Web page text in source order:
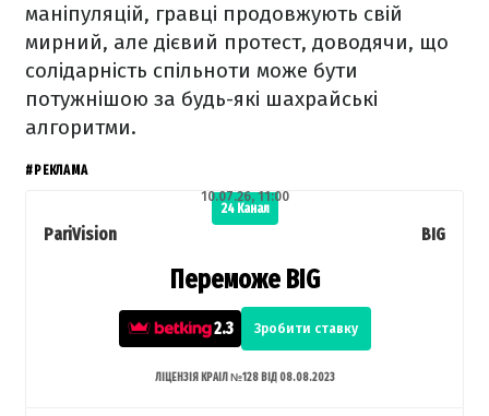
маніпуляцій, гравці продовжують свій
мирний, але дієвий протест, доводячи, що
солідарність спільноти може бути
потужнішою за будь-які шахрайські
алгоритми.
#РЕКЛАМА
24 Канал
PariVision
10.07.26, 11:00
Переможе BIG
2.3 Зробити ставку
BIG
ЛІЦЕНЗІЯ КРАІЛ №128 ВІД 08.08.2023